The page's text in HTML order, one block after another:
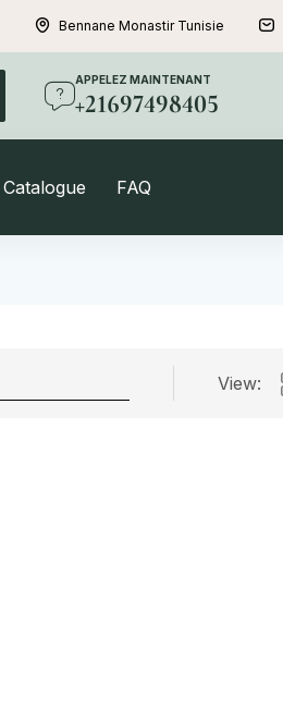
Bennane Monastir Tunisie
APPELEZ MAINTENANT
+21697498405
Catalogue FAQ
View: